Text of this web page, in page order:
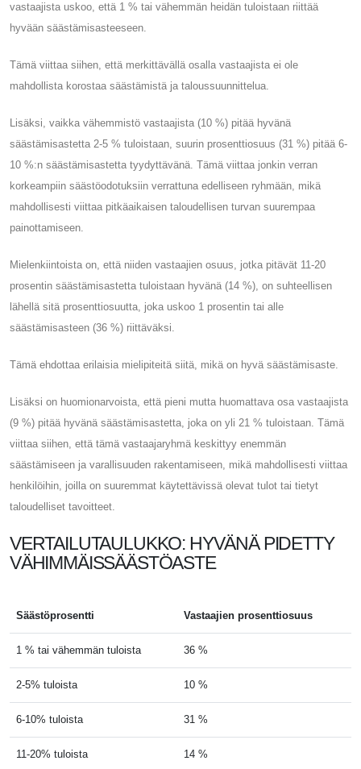
vastaajista uskoo, että 1 % tai vähemmän heidän tuloistaan ​​riittää
hyvään säästämisasteeseen.
Tämä viittaa siihen, että merkittävällä osalla vastaajista ei ole
mahdollista korostaa säästämistä ja taloussuunnittelua.
Lisäksi, vaikka vähemmistö vastaajista (10 %) pitää hyvänä
säästämisastetta 2-5 % tuloistaan, suurin prosenttiosuus (31 %) pitää 6-
10 %:n säästämisastetta tyydyttävänä. Tämä viittaa jonkin verran
korkeampiin säästöodotuksiin verrattuna edelliseen ryhmään, mikä
mahdollisesti viittaa pitkäaikaisen taloudellisen turvan suurempaa
painottamiseen.
Mielenkiintoista on, että niiden vastaajien osuus, jotka pitävät 11-20
prosentin säästämisastetta tuloistaan ​​hyvänä (14 %), on suhteellisen
lähellä sitä prosenttiosuutta, joka uskoo 1 prosentin tai alle
säästämisasteen (36 %) riittäväksi.
Tämä ehdottaa erilaisia ​​mielipiteitä siitä, mikä on hyvä säästämisaste.
Lisäksi on huomionarvoista, että pieni mutta huomattava osa vastaajista
(9 %) pitää hyvänä säästämisastetta, joka on yli 21 % tuloistaan. Tämä
viittaa siihen, että tämä vastaajaryhmä keskittyy enemmän
säästämiseen ja varallisuuden rakentamiseen, mikä mahdollisesti viittaa
henkilöihin, joilla on suuremmat käytettävissä olevat tulot tai tietyt
taloudelliset tavoitteet.
VERTAILUTAULUKKO: HYVÄNÄ PIDETTY
VÄHIMMÄISSÄÄSTÖASTE
Säästöprosentti Vastaajien prosenttiosuus
1 % tai vähemmän tuloista 36 %
2-5% tuloista 10 %
6-10% tuloista 31 %
11-20% tuloista 14 %